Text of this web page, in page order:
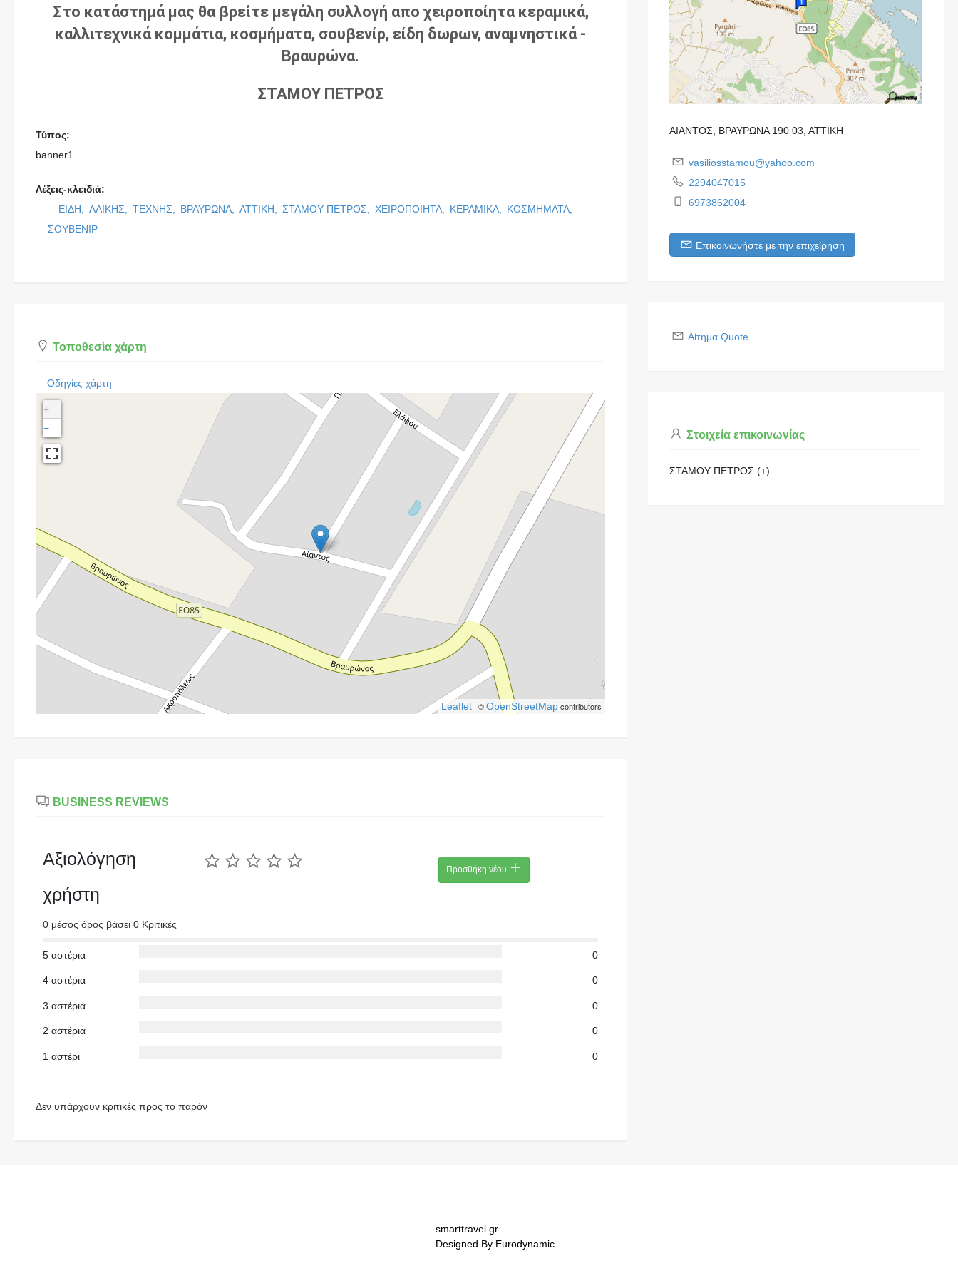
Στο κατάστημά μας θα βρείτε μεγάλη συλλογή απο χειροποίητα κεραμικά,
καλλιτεχνικά κομμάτια, κοσμήματα, σουβενίρ, είδη δωρων, αναμνηστικά -
Βραυρώνα.
ΣΤΑΜΟΥ ΠΕΤΡΟΣ
Τύπος:
banner1
Λέξεις-κλειδιά:
ΕΙΔΗ,
ΛΑΙΚΗΣ, ΤΕΧΝΗΣ, ΒΡΑΥΡΩΝΑ, ΑΤΤΙΚΗ, ΣΤΑΜΟΥ ΠΕΤΡΟΣ, ΧΕΙΡΟΠΟΙΗΤΑ, ΚΕΡΑΜΙΚΑ,
ΚΟΣΜΗΜΑΤΑ,
ΣΟΥΒΕΝΙΡ
Τοποθεσία χάρτη
Οδηγίες χάρτη
+
−
Leaflet | ©OpenStreetMapcontributors
BUSINESS REVIEWS
Αξιολόγηση
χρήστη
0 μέσος όρος βάσει 0 Κριτικές
Προσθήκη νέου
5 αστέρια 0
4 αστέρια 0
3 αστέρια 0
2 αστέρια 0
1 αστέρι 0
Δεν υπάρχουν κριτικές προς το παρόν
ΑΙΑΝΤΟΣ, ΒΡΑΥΡΩΝΑ 190 03, ΑΤΤΙΚΗ
vasiliosstamou@yahoo.com
2294047015
6973862004
Επικοινωνήστε με την επιχείρηση
Αίτημα Quote
Στοιχεία επικοινωνίας
ΣΤΑΜΟΥ ΠΕΤΡΟΣ (+)
smarttravel.gr
Designed By Eurodynamic